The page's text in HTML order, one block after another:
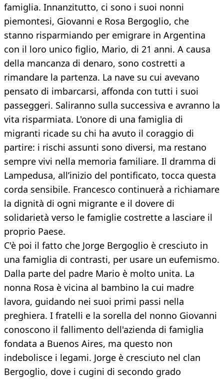
famiglia. Innanzitutto, ci sono i suoi nonni
piemontesi, Giovanni e Rosa Bergoglio, che
stanno risparmiando per emigrare in Argentina
con il loro unico figlio, Mario, di 21 anni. A causa
della mancanza di denaro, sono costretti a
rimandare la partenza. La nave su cui avevano
pensato di imbarcarsi, affonda con tutti i suoi
passeggeri. Saliranno sulla successiva e avranno la
vita risparmiata. L'onore di una famiglia di
migranti ricade su chi ha avuto il coraggio di
partire: i rischi assunti sono diversi, ma restano
sempre vivi nella memoria familiare. Il dramma di
Lampedusa, all’inizio del pontificato, tocca questa
corda sensibile. Francesco continuerà a richiamare
la dignità di ogni migrante e il dovere di
solidarietà verso le famiglie costrette a lasciare il
proprio Paese.
C'è poi il fatto che Jorge Bergoglio è cresciuto in
una famiglia di contrasti, per usare un eufemismo.
Dalla parte del padre Mario è molto unita. La
nonna Rosa è vicina al bambino la cui madre
lavora, guidando nei suoi primi passi nella
preghiera. I fratelli e la sorella del nonno Giovanni
conoscono il fallimento dell'azienda di famiglia
fondata a Buenos Aires, ma questo non
indebolisce i legami. Jorge è cresciuto nel clan
Bergoglio, dove i cugini di secondo grado